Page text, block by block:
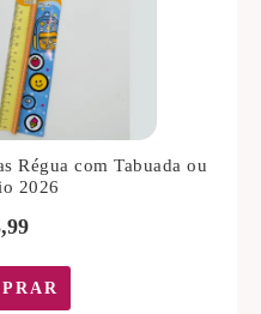
Régua com Tabuada ou
2026